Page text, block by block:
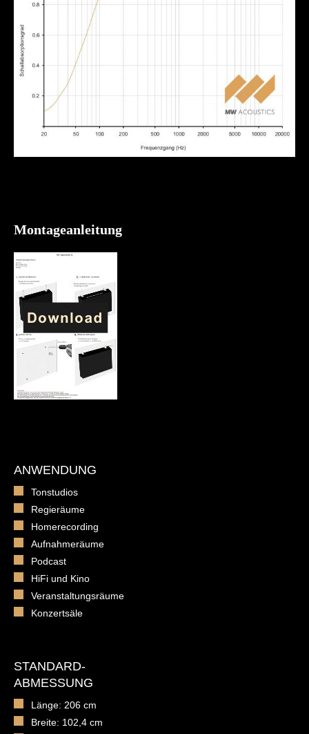
Montageanleitung
ANWENDUNG
Tonstudios
Regieräume
Homerecording
Aufnahmeräume
Podcast
HiFi und Kino
Veranstaltungsräume
Konzertsäle
STANDARD-
ABMESSUNG
Länge: 206 cm
Breite: 102,4 cm